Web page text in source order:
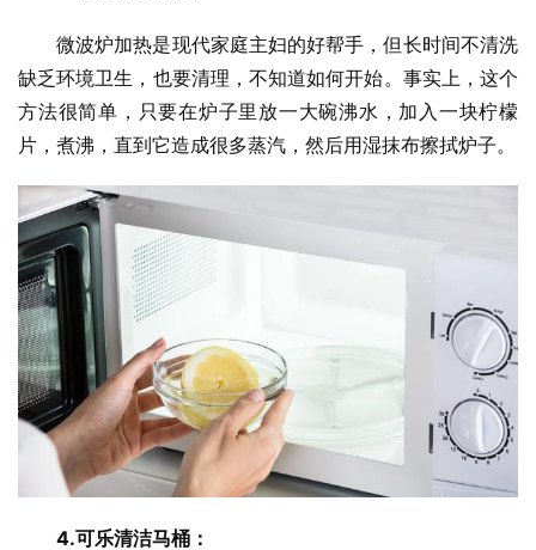
微波炉加热是现代家庭主妇的好帮手，但长时间不清洗
缺乏环境卫生，也要清理，不知道如何开始。事实上，这个
方法很简单，只要在炉子里放一大碗沸水，加入一块柠檬
片，煮沸，直到它造成很多蒸汽，然后用湿抹布擦拭炉子。
4.可乐清洁马桶：